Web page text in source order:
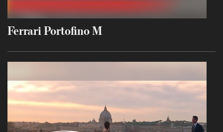
Ferrari Portofino M